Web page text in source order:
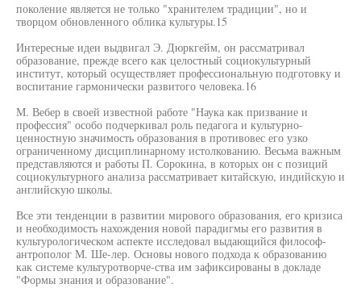
поколение является не только "хранителем традиции", но и
творцом обновленного облика культуры.15
Интересные идеи выдвигал Э. Дюркгейм, он рассматривал
образование, прежде всего как целостный социокультурный
институт, который осуществляет профессиональную подготовку и
воспитание гармонически развитого человека.16
М. Вебер в своей известной работе "Наука как призвание и
профессия" особо подчеркивал роль педагога и культурно-
ценностную значимость образования в противовес его узко
ограниченному дисциплинарному истолкованию. Весьма важным
представляются и работы П. Сорокина, в которых он с позиций
социокультурного анализа рассматривает китайскую, индийскую и
английскую школы.
Все эти тенденции в развитии мирового образования, его кризиса
и необходимость нахождения новой парадигмы его развития в
культурологическом аспекте исследовал выдающийся философ-
антрополог М. Ше-лер. Основы нового подхода к образованию
как системе культуротворче-ства им зафиксированы в докладе
"Формы знания и образование".